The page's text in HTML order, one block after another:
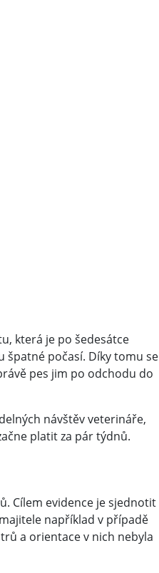
která je po šedesátce
špatné počasí. Díky tomu se
pes jim po odchodu do
návštěv veterináře,
platit za pár týdnů.
Cílem evidence je sjednotit
například v případě
a orientace v nich nebyla